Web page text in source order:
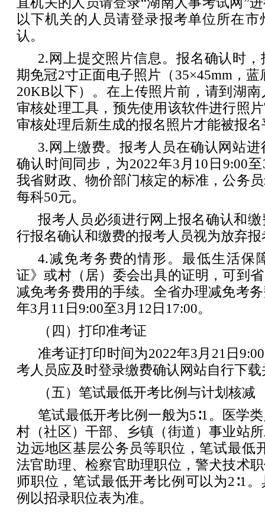
以下机关的人员请登录报考单位所在
认。
2.网上提交照片信息。报名确认时
期免冠2寸正面电子照片（35×45mm，
20KB以下）。在上传照片前，请到湖
审核处理工具，预先使用该软件进行照
审核处理后新生成的报名照片才能被报
3.网上缴费。报考人员在确认网站
确认时间同步，为2022年3月10日9:00
我省财政、物价部门核定的标准，公务
每科50元。
报考人员必须进行网上报名确认和
行报名确认和缴费的报考人员视为放弃报
4.减免考务费的情形。最低生活保
证》或村（居）委会出具的证明，可到
减免考务费用的手续。全省办理减免考
年3月11日9:00至3月12日17:00。
（四）打印准考证
准考证打印时间为2022年3月21日
考人员应及时登录缴费确认网站自行下
（五）笔试最低开考比例与计划核减
笔试最低开考比例一般为5∶1。医学
村（社区）干部、乡镇（街道）事业站
边远地区基层公务员等职位，笔试最低
法官助理、检察官助理职位，警犬技术
师职位，笔试最低开考比例可以为2∶1
例以招录职位表为准。